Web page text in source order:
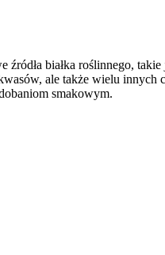
białka roślinnego,
ale także wielu
smakowym.